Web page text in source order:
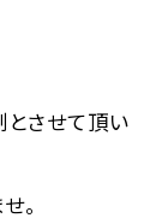
させて頂い
。